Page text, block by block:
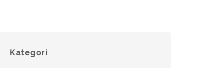
Kategori